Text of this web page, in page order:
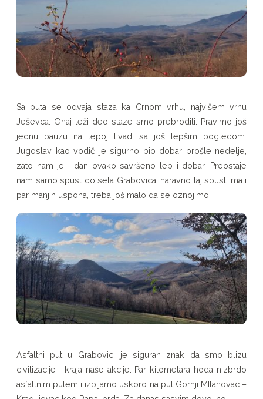
Sa puta se odvaja staza ka Crnom vrhu, najvišem vrhu
Ješevca. Onaj teži deo staze smo prebrodili. Pravimo još
jednu pauzu na lepoj livadi sa još lepšim pogledom.
Jugoslav kao vodič je sigurno bio dobar prošle nedelje,
zato nam je i dan ovako savršeno lep i dobar. Preostaje
nam samo spust do sela Grabovica, naravno taj spust ima i
par manjih uspona, treba još malo da se oznojimo.
Asfaltni put u Grabovici je siguran znak da smo blizu
civilizacije i kraja naše akcije. Par kilometara hoda nizbrdo
asfaltnim putem i izbijamo uskoro na put Gornji MIlanovac –